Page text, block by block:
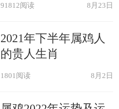
91812阅读 8月23日
2021年下半年属鸡人
的贵人生肖
1801阅读 8月2日